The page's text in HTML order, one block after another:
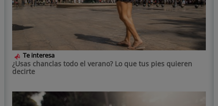
Te interesa
¿Usas chanclas todo el verano? Lo que tus pies quieren
decirte